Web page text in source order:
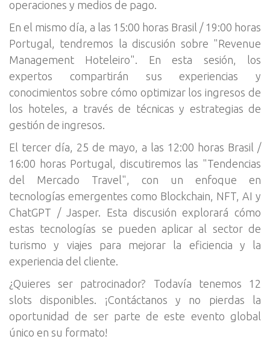
operaciones y medios de pago.
En el mismo día, a las 15:00 horas Brasil / 19:00 horas
Portugal, tendremos la discusión sobre "Revenue
Management Hoteleiro". En esta sesión, los
expertos compartirán sus experiencias y
conocimientos sobre cómo optimizar los ingresos de
los hoteles, a través de técnicas y estrategias de
gestión de ingresos.
El tercer día, 25 de mayo, a las 12:00 horas Brasil /
16:00 horas Portugal, discutiremos las "Tendencias
del Mercado Travel", con un enfoque en
tecnologías emergentes como Blockchain, NFT, AI y
ChatGPT / Jasper. Esta discusión explorará cómo
estas tecnologías se pueden aplicar al sector de
turismo y viajes para mejorar la eficiencia y la
experiencia del cliente.
¿Quieres ser patrocinador? Todavía tenemos 12
slots disponibles. ¡Contáctanos y no pierdas la
oportunidad de ser parte de este evento global
único en su formato!